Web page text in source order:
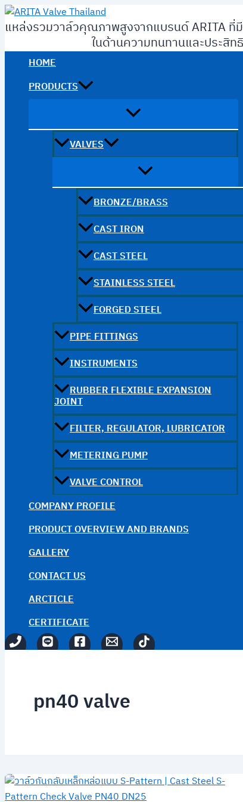
Skip
to
แหล่งรวมวาล์วคุณภาพสูงจากแบรนด์ ARITA ที่มี
ในด้านความทนทานและประสิท
HOME
PRODUCTS
VALVES
BRONZE/BRASS
CAST IRON
CAST STEEL
STAINLESS STEEL
FORGED STEEL
PIPE FITTINGS
INSTRUMENTS
RUBBER FLEXIBLE EXPANSION
JOINT
FILTER, REGULATOR, LUBRICATOR
METERING PUMP
VALVE CONTROL
COMPANY PROFILE
PRODUCT OVERVIEW AND BRANDS
GALLERY
CONTACT US
ARCTICLE
CERTIFICATE
pn40 valve